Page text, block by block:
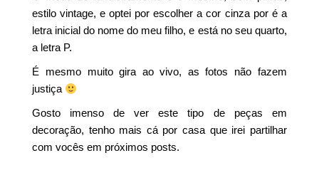
estilo vintage, e optei por escolher a cor cinza por é a
letra inicial do nome do meu filho, e está no seu quarto,
a letra P.
É mesmo muito gira ao vivo, as fotos não fazem
justiça
Gosto imenso de ver este tipo de peças em
decoração, tenho mais cá por casa que irei partilhar
com vocês em próximos posts.